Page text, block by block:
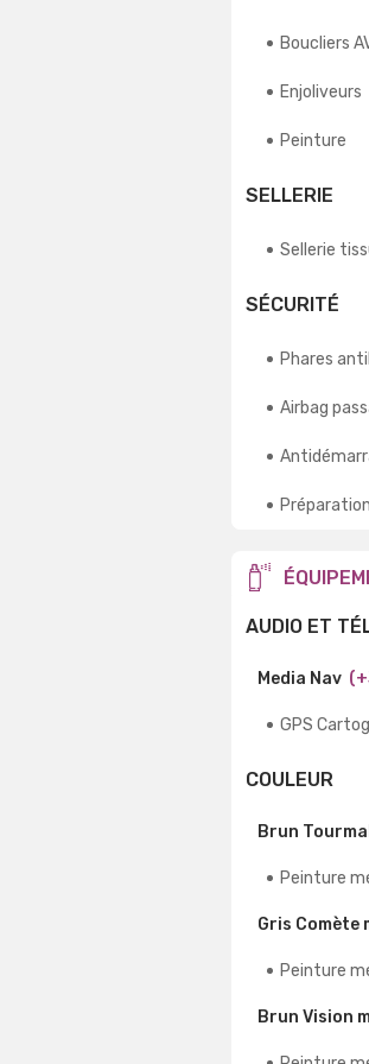
Boucliers
Enjoliveurs
Peinture
SELLERIE
Sellerie
SÉCURITÉ
Phares
Airbag
AUDIO ET
Media Nav
GPS
COULEUR
Brun
Peinture
Gris Comète
Peinture
Brun Vision